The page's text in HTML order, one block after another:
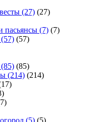
(27) (27)
пасьянсы (7) (7)
(57) (57)
(85) (85)
(214) (214)